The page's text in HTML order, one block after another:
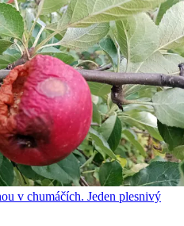
v chumáčích. Jeden plesnivý